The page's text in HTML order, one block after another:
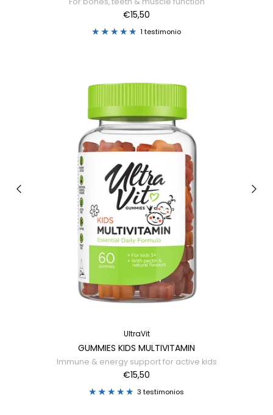
€15,50
1 testimonio
UltraVit
GUMMIES KIDS MULTIVITAMIN
Immune & energy support for active kids
€15,50
3 testimonios